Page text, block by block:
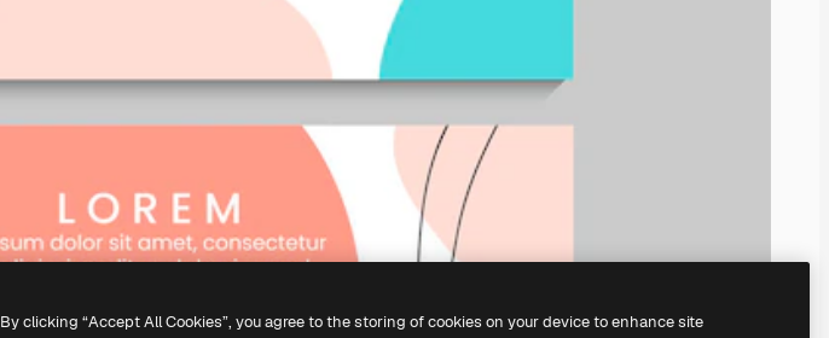
By clicking “Accept All Cookies”, you agree to the storing of cookies on your device to enhance site